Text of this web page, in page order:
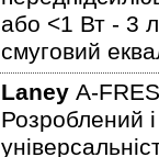
або <1 Вт - 3
смуговий
Laney A-
Розроблений